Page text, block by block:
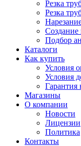
Резка
Резка
Создание
Подбор
Каталоги
Как купить
Условия
Условия
Гарантия
Магазины
О компании
Новости
Лицензии
Политика
Контакты